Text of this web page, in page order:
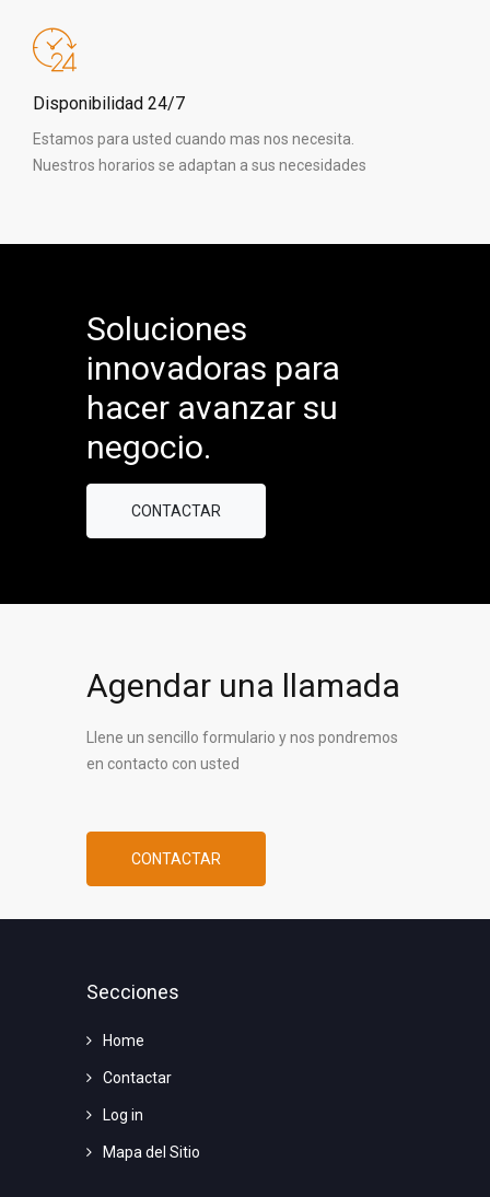
Disponibilidad 24/7
Estamos para usted cuando mas nos necesita.
Nuestros horarios se adaptan a sus necesidades
Soluciones
innovadoras para
hacer avanzar su
negocio.
CONTACTAR
Agendar una llamada
Llene un sencillo formulario y nos pondremos
en contacto con usted
CONTACTAR
Secciones
Home
Contactar
Log in
Mapa del Sitio